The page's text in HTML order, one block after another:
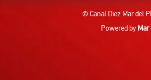
© Canal Diez Mar del
Powered by